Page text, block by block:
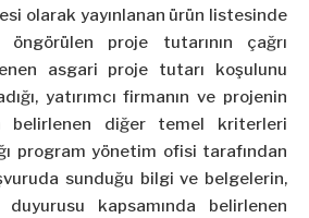
olarak yayınlanan ürün listesinde
öngörülen proje tutarının çağrı
asgari proje tutarı koşulunu
yatırımcı firmanın ve projenin
belirlenen diğer temel kriterleri
program yönetim ofisi tarafından
sunduğu bilgi ve belgelerin,
kapsamında belirlenen